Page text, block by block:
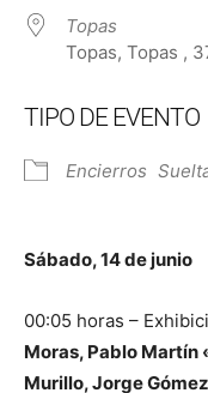
Topas
Topas, Topas ,
TIPO DE EVENTO
Encierros
Sábado, 14 de junio
00:05 horas –
Moras, Pablo Martín
Murillo, Jorge